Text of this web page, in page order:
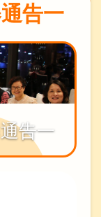
告一
告一